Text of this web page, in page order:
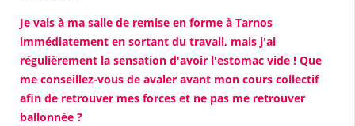
Je vais à ma salle de remise en forme à Tarnos
immédiatement en sortant du travail, mais j'ai
régulièrement la sensation d'avoir l'estomac vide ! Que
me conseillez-vous de avaler avant mon cours collectif
afin de retrouver mes forces et ne pas me retrouver
ballonnée ?